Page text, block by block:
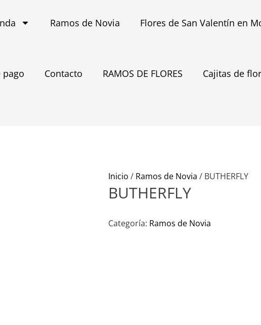
Ramos de Novia Flores de San Valentín en
pago Contacto RAMOS DE FLORES Cajitas de
Inicio / Ramos de Novia / BUTHERFLY
BUTHERFLY
Categoría: Ramos de Novia